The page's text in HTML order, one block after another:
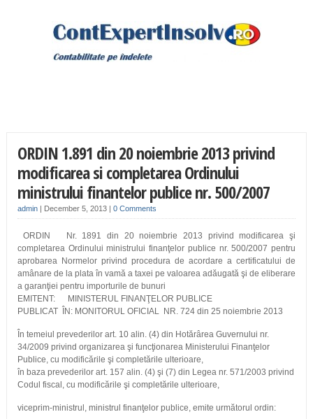
ORDIN 1.891 din 20 noiembrie 2013 privind
modificarea si completarea Ordinului
ministrului finantelor publice nr. 500/2007
admin| December 5, 2013 | 0 Comments
ORDIN Nr. 1891 din 20 noiembrie 2013 privind modificarea şi
completarea Ordinului ministrului finanţelor publice nr. 500/2007 pentru
aprobarea Normelor privind procedura de acordare a certificatului de
amânare de la plata în vamă a taxei pe valoarea adăugată şi de eliberare
a garanţiei pentru importurile de bunuri
EMITENT: MINISTERUL FINANŢELOR PUBLICE
PUBLICAT ÎN: MONITORUL OFICIAL NR. 724 din 25 noiembrie 2013
În temeiul prevederilor art. 10 alin. (4) din Hotărârea Guvernului nr.
34/2009 privind organizarea şi funcţionarea Ministerului Finanţelor
Publice, cu modificările şi completările ulterioare,
în baza prevederilor art. 157 alin. (4) şi (7) din Legea nr. 571/2003 privind
Codul fiscal, cu modificările şi completările ulterioare,
viceprim-ministrul, ministrul finanţelor publice, emite următorul ordin: